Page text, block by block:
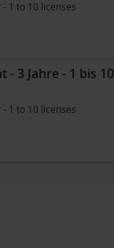
1 to 10 licenses
- 3 Jahre - 1 bis 10
1 to 10 licenses